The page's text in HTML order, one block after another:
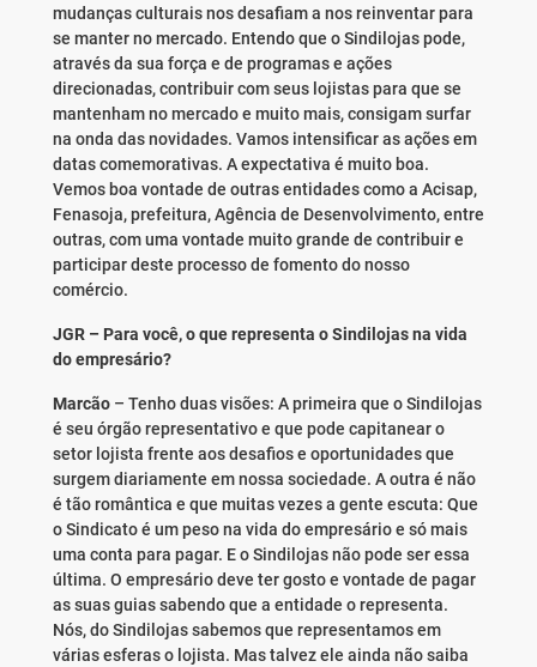
mudanças culturais nos desafiam a nos reinventar para
se manter no mercado. Entendo que o Sindilojas pode,
através da sua força e de programas e ações
direcionadas, contribuir com seus lojistas para que se
mantenham no mercado e muito mais, consigam surfar
na onda das novidades. Vamos intensificar as ações em
datas comemorativas. A expectativa é muito boa.
Vemos boa vontade de outras entidades como a Acisap,
Fenasoja, prefeitura, Agência de Desenvolvimento, entre
outras, com uma vontade muito grande de contribuir e
participar deste processo de fomento do nosso
comércio.
JGR – Para você, o que representa o Sindilojas na vida
do empresário?
Marcão– Tenho duas visões: A primeira que o Sindilojas
é seu órgão representativo e que pode capitanear o
setor lojista frente aos desafios e oportunidades que
surgem diariamente em nossa sociedade. A outra é não
é tão romântica e que muitas vezes a gente escuta: Que
o Sindicato é um peso na vida do empresário e só mais
uma conta para pagar. E o Sindilojas não pode ser essa
última. O empresário deve ter gosto e vontade de pagar
as suas guias sabendo que a entidade o representa.
Nós, do Sindilojas sabemos que representamos em
várias esferas o lojista. Mas talvez ele ainda não saiba